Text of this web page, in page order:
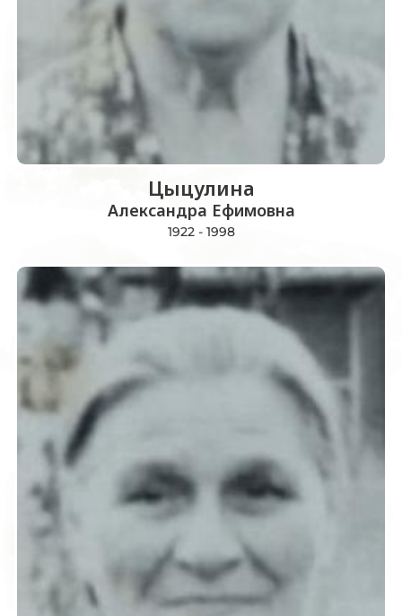
Цыцулина
Александра Ефимовна
1922 - 1998